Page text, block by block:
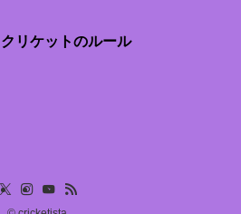
クリケットのルール